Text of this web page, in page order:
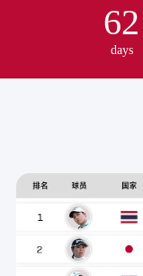
62
days